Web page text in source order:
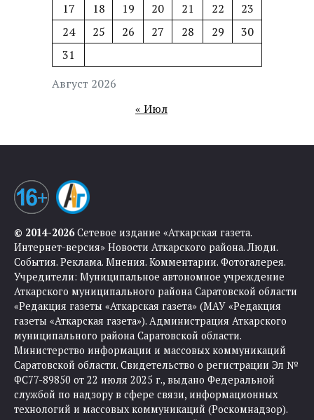
Август 2026
17
18 19 20 21 22
23
24
25 26 27 28 29
30
31
« Июл
© 2014-2026Сетевое издание «Аткарская газета.
Интернет-версия» Новости Аткарского района. Люди.
События. Реклама. Мнения. Комментарии. Фотогалерея.
Учредители: Муниципальное автономное учреждение
Аткарского муниципального района Саратовской области
«Редакция газеты «Аткарская газета» (МАУ «Редакция
газеты «Аткарская газета»). Администрация Аткарского
муниципального района Саратовской области.
Министерство информации и массовых коммуникаций
Саратовской области. Свидетельство о регистрации Эл №
ФС77-89850 от 22 июля 2025 г., выдано Федеральной
службой по надзору в сфере связи, информационных
технологий и массовых коммуникаций (Роскомнадзор).